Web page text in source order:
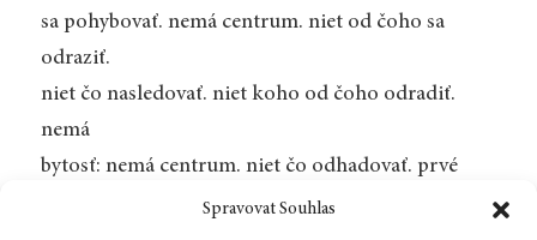
Spravovat Souhlas
sa pohybovať. nemá centrum. niet od čoho sa
odraziť.
niet čo nasledovať. niet koho od čoho odradiť.
nemá
bytosť: nemá centrum. niet čo odhadovať. prvé